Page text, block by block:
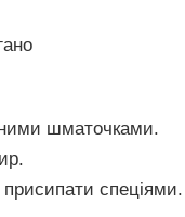
шматочками.
спеціями.